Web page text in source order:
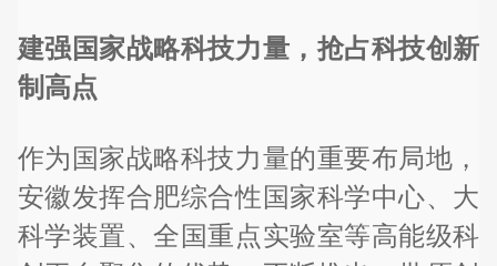
建强国家战略科技力量，抢占科技创新
制高点
作为国家战略科技力量的重要布局地，
安徽发挥合肥综合性国家科学中心、大
科学装置、全国重点实验室等高能级科